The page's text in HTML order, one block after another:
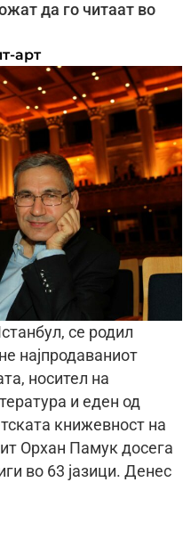
да го читаат во
арт
се родил
најпродаваниот
носител на
и еден од
книжевност на
Орхан Памук досега
во 63 јазици. Денес